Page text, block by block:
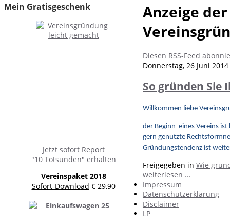
Mein Gratisgeschenk
Jetzt sofort Report
"10 Totsünden" erhalten
Vereinspaket 2018
Sofort-Download € 29,90
Anzeige
Diesen RSS-Feed
Donnerstag, 26 Juni
So gründen Sie
Willkommen liebe
der Beginn eines Vereins
gern genutzte
Gründungstendenz ist
Freigegeben in Wie
weiterlesen ...
Impressum
Datenschutzerklärung
Disclaimer
LP